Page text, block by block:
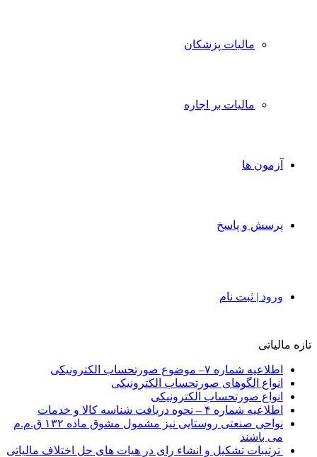
مالیات پزشکان
مالیات بر اجاره
آزمون ها
پرسش و پاسخ
ورود | ثبت نام
تازه مالیاتی
اطلاعیه شماره ۷– موضوع صورتحساب الکترونیکی
انواع الگوهای صورتحساب الکترونیکی
انواع صورتحساب الکترونیکی
اطلاعیه شماره ۴ – نحوه دریافت شناسه کالا و خدمات
نواحی صنعتی روستایی نیز مشمول مشوق ماده ۱۳۲ ق.م.م
می باشند
ترتیبات تشکیل و انشاء رای در هیات های حل اختلاف مالیاتی